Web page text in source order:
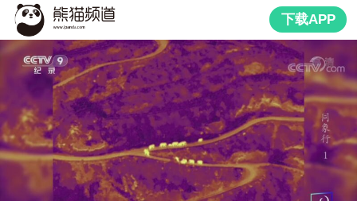
下载APP